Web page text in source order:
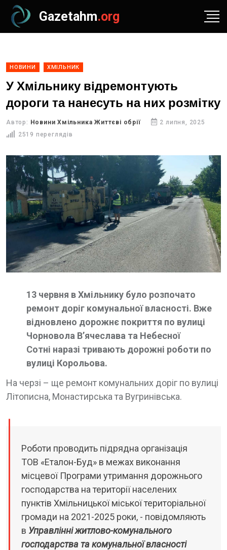
Gazetahm.org
НОВИНИ ХМІЛЬНИК
У Хмільнику відремонтують
дороги та нанесуть на них розмітку
Автор: Новини Хмільника Життєві обрії
2 липня, 2025
2519 переглядів
13 червня в Хмільнику було розпочато
ремонт доріг комунальної власності. Вже
відновлено дорожнє покриття по вулиці
Чорновола В’ячеслава та Небесної
Сотні наразі тривають дорожні роботи по
вулиці Корольова.
На черзі – ще ремонт комунальних доріг по вулиці
Літописна, Монастирська та Вугринівська.
Роботи проводить підрядна організація
ТОВ «Еталон-Буд» в межах виконання
місцевої Програми утримання дорожнього
господарства на території населених
пунктів Хмільницької міської територіальної
громади на 2021-2025 роки, - повідомляють
в Управлінні житлово-комунального
господарства та комунальної власності